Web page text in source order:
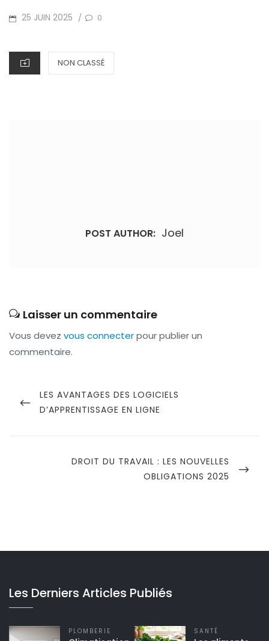
POSTED
25 JUIN 2025 / 0
CATEGORIES
NON CLASSÉ
POST AUTHOR: Joel
Laisser un commentaire
Vous devez vous connecterpour publier un
commentaire.
de
l’article
PREVIOUS
POST
LES AVANTAGES DES LOGICIELS
D’APPRENTISSAGE EN LIGNE
NEXT
DROIT DU TRAVAIL : LES NOUVELLES
OBLIGATIONS 2025
Les Derniers Articles Publiés
PLOMBERIE SANTÉ